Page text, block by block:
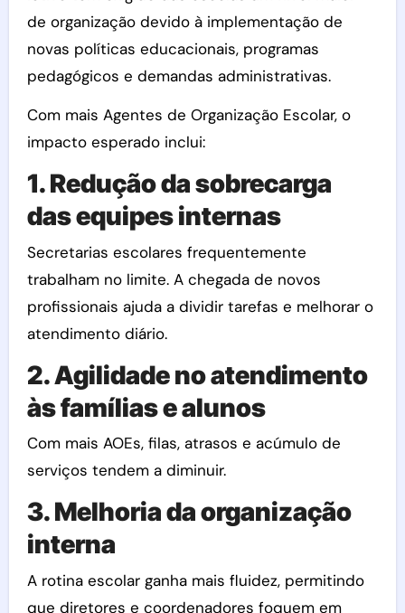
de organização devido à implementação de
novas políticas educacionais, programas
pedagógicos e demandas administrativas.
Com mais Agentes de Organização Escolar, o
impacto esperado inclui:
1. Redução da sobrecarga
das equipes internas
Secretarias escolares frequentemente
trabalham no limite. A chegada de novos
profissionais ajuda a dividir tarefas e melhorar o
atendimento diário.
2. Agilidade no atendimento
às famílias e alunos
Com mais AOEs, filas, atrasos e acúmulo de
serviços tendem a diminuir.
3. Melhoria da organização
interna
A rotina escolar ganha mais fluidez, permitindo
que diretores e coordenadores foquem em